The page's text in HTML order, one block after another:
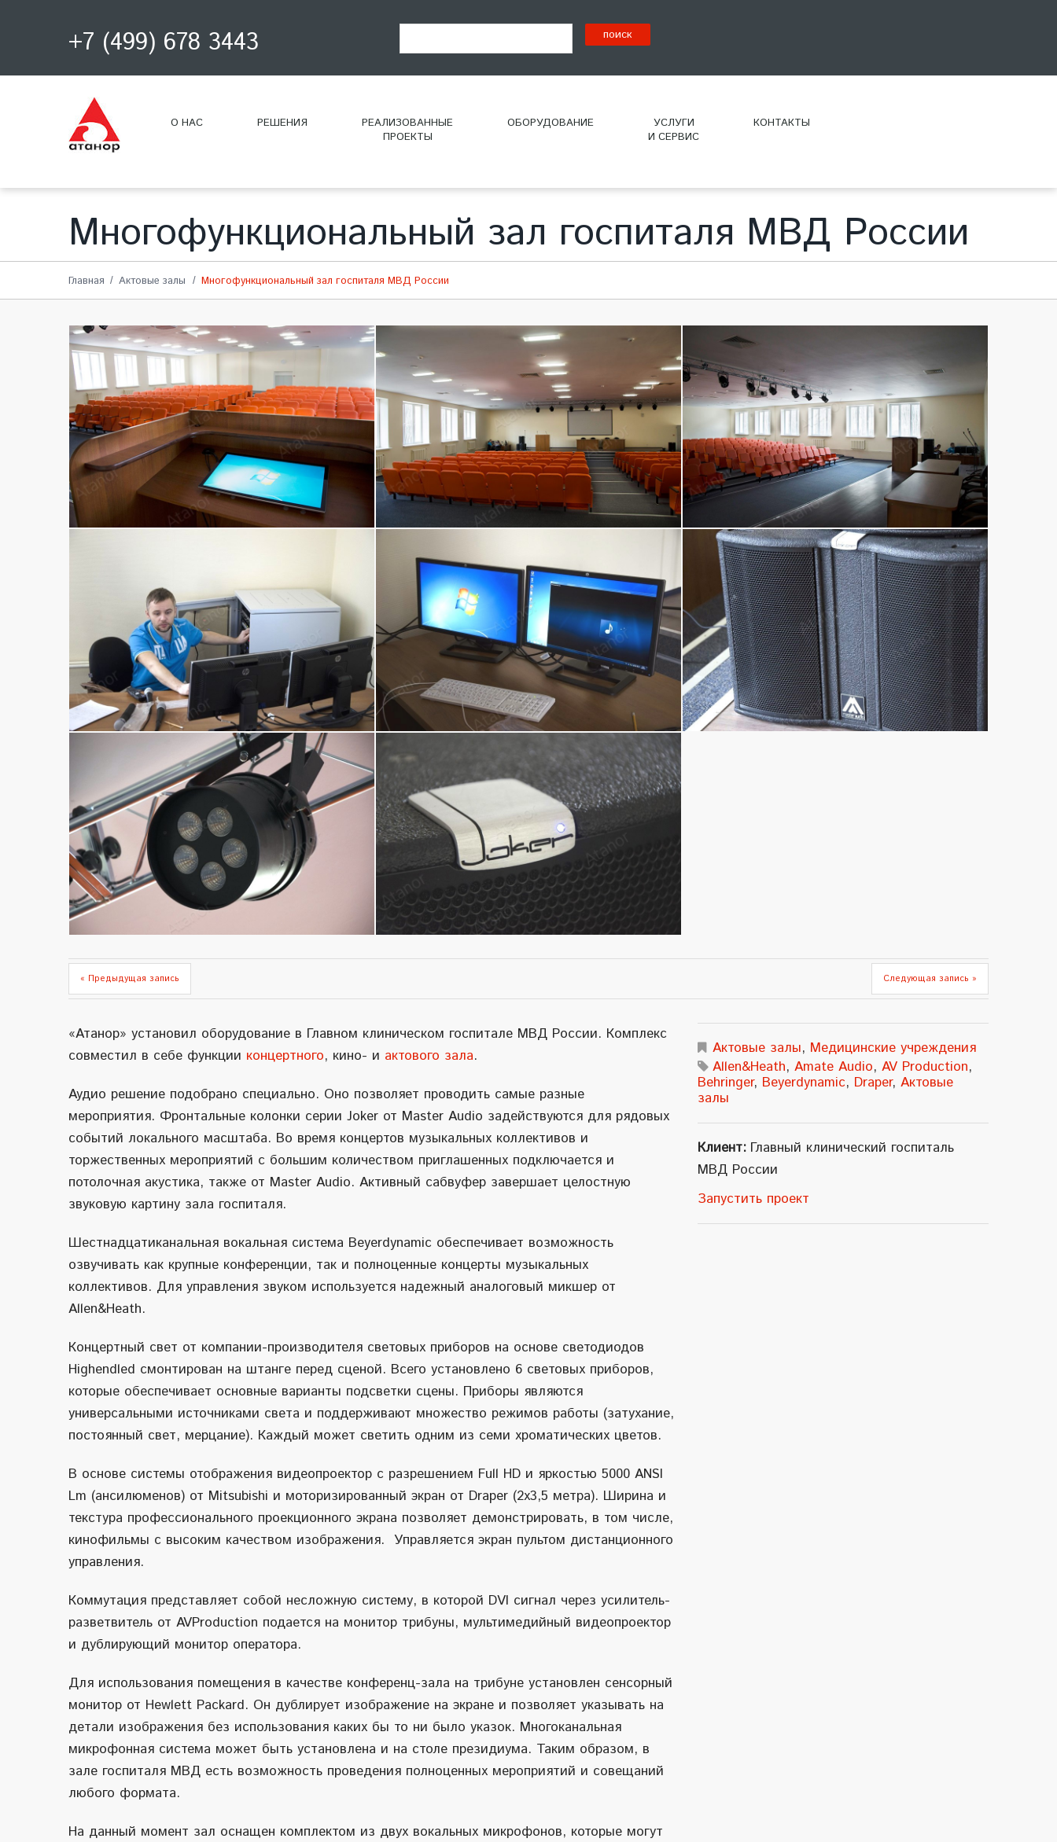
+7 (499) 678 3443
О НАС РЕШЕНИЯ
РЕАЛИЗОВАННЫЕ
ПРОЕКТЫ
ОБОРУДОВАНИЕ
УСЛУГИ
И СЕРВИС
КОНТАКТЫ
Многофункциональный зал госпиталя МВД России
Главная Актовые залы Многофункциональный зал госпиталя МВД России
« Предыдущая запись Следующая запись »
Актовые залы, Медицинские учреждения
Allen&Heath, Amate Audio, AV Production,
Behringer, Beyerdynamic, Draper, Актовые
залы
Клиент: Главный клинический госпиталь
МВД России
Запустить проект
«Атанор» установил оборудование в Главном клиническом госпитале МВД России. Комплекс
совместил в себе функции концертного, кино- и актового зала.
Аудио решение подобрано специально. Оно позволяет проводить самые разные
мероприятия. Фронтальные колонки серии Joker от Master Audio задействуются для рядовых
событий локального масштаба. Во время концертов музыкальных коллективов и
торжественных мероприятий с большим количеством приглашенных подключается и
потолочная акустика, также от Master Аudio. Активный сабвуфер завершает целостную
звуковую картину зала госпиталя.
Шестнадцатиканальная вокальная система Beyerdynamic обеспечивает возможность
озвучивать как крупные конференции, так и полноценные концерты музыкальных
коллективов. Для управления звуком используется надежный аналоговый микшер от
Allen&Heath.
Концертный свет от компании-производителя световых приборов на основе светодиодов
Highendled смонтирован на штанге перед сценой. Всего установлено 6 световых приборов,
которые обеспечивает основные варианты подсветки сцены. Приборы являются
универсальными источниками света и поддерживают множество режимов работы (затухание,
постоянный свет, мерцание). Каждый может светить одним из семи хроматических цветов.
В основе системы отображения видеопроектор с разрешением Full HD и яркостью 5000 ANSI
Lm (ансилюменов) от Mitsubishi и моторизированный экран от Draper (2х3,5 метра). Ширина и
текстура профессионального проекционного экрана позволяет демонстрировать, в том числе,
кинофильмы с высоким качеством изображения. Управляется экран пультом дистанционного
управления.
Коммутация представляет собой несложную систему, в которой DVI сигнал через усилитель-
разветвитель от AVProduction подается на монитор трибуны, мультимедийный видеопроектор
и дублирующий монитор оператора.
Для использования помещения в качестве конференц-зала на трибуне установлен сенсорный
монитор от Hewlett Packard. Он дублирует изображение на экране и позволяет указывать на
детали изображения без использования каких бы то ни было указок. Многоканальная
микрофонная система может быть установлена и на столе президиума. Таким образом, в
зале госпиталя МВД есть возможность проведения полноценных мероприятий и совещаний
любого формата.
На данный момент зал оснащен комплектом из двух вокальных микрофонов, которые могут